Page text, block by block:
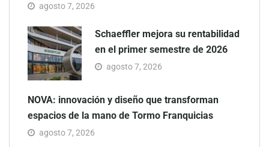
agosto 7, 2026
Schaeffler mejora su rentabilidad
en el primer semestre de 2026
agosto 7, 2026
NOVA: innovación y diseño que transforman
espacios de la mano de Tormo Franquicias
agosto 7, 2026